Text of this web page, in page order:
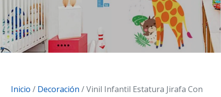
Inicio / Decoración / Vinil Infantil Estatura Jirafa Con